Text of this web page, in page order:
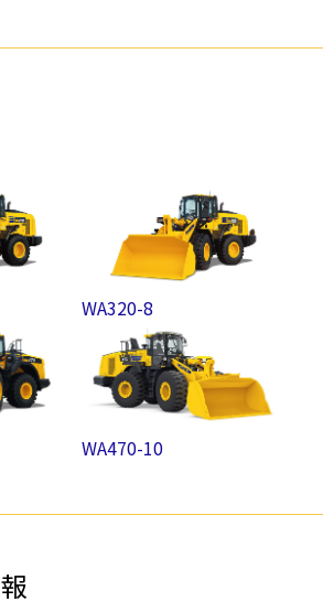
WA320-8
WA470-10